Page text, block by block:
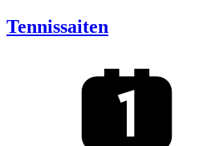
Tennissaiten